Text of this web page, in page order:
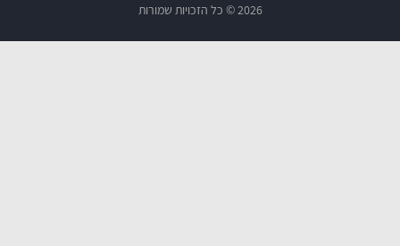
2026 © כל הזכויות שמורות